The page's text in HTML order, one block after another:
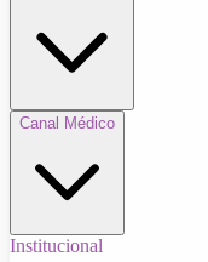
Canal Médico
Institucional